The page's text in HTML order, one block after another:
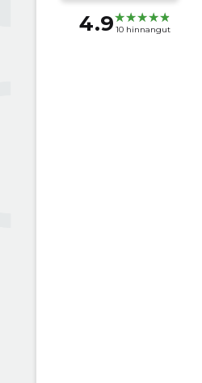
4.9 10 hinnangut